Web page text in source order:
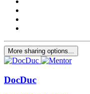
More sharing options...
DocDuc